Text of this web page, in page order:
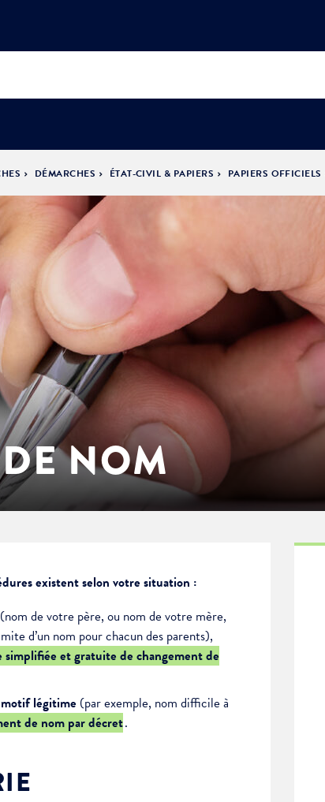
ACTUALITÉS &
ÉVÈNEMENTS
DÉMARCHES ÉTAT-CIVIL & PAPIERS PAPIERS OFFICIELS
NOM
existent selon votre situation :
(nom de votre père, ou nom de votre mère,
d’un nom pour chacun des parents),
simplifiée et gratuite de changement de
motif légitime (par exemple, nom difficile à
de nom par décret.